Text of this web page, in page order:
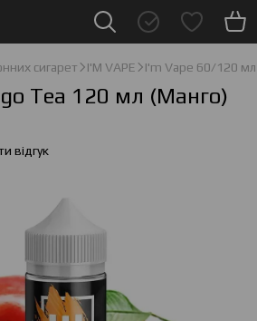
сигарет I'М VAPE I'm Vape 60/120 мл
Tea 120 мл (Манго)
відгук